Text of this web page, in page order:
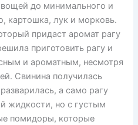
до минимального и
картошка, лук и морковь.
придаст аромат рагу
приготовить рагу и
и ароматным, несмотря
Свинина получилась
а само рагу
жидкости, но с густым
помидоры, которые